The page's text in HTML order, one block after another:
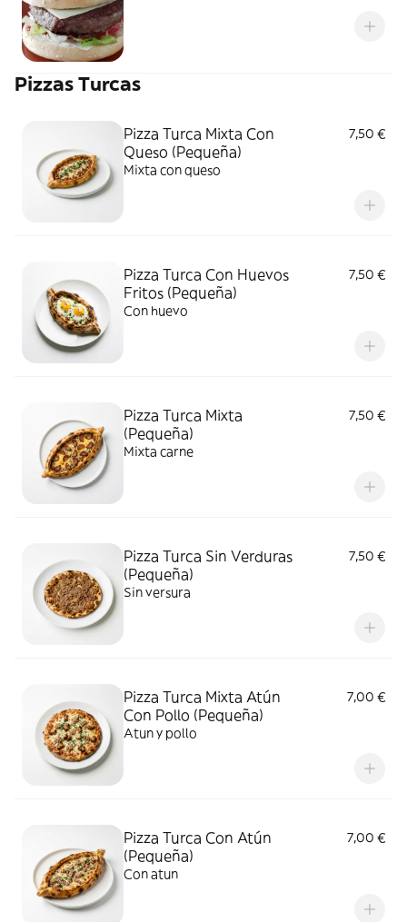
Pizzas Turcas
Pizza Turca Mixta Con
Queso (Pequeña)
7,50 €
Mixta con queso
Pizza Turca Con Huevos
Fritos (Pequeña)
7,50 €
Con huevo
Pizza Turca Mixta
(Pequeña)
7,50 €
Mixta carne
Pizza Turca Sin Verduras
(Pequeña)
7,50 €
Sin versura
Pizza Turca Mixta Atún
Con Pollo (Pequeña)
7,00 €
Atun y pollo
Pizza Turca Con Atún
(Pequeña)
7,00 €
Con atun